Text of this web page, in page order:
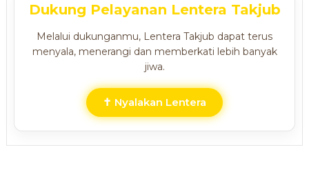
Dukung Pelayanan Lentera Takjub
Melalui dukunganmu, Lentera Takjub dapat terus
menyala, menerangi dan memberkati lebih banyak
jiwa.
✝ Nyalakan Lentera